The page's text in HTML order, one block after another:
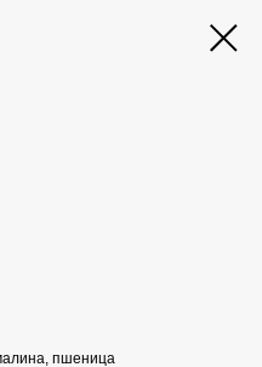
пшеница